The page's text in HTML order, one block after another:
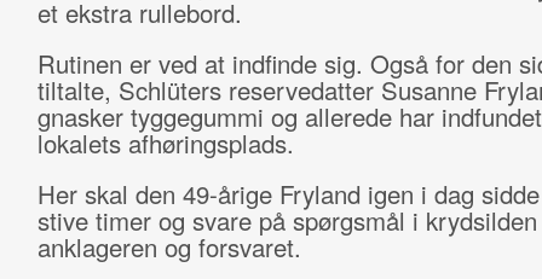
et ekstra rullebord.
Rutinen er ved at indfinde sig. Også for den
tiltalte, Schlüters reservedatter Susanne
gnasker tyggegummi og allerede har
lokalets afhøringsplads.
Her skal den 49-årige Fryland igen i dag
stive timer og svare på spørgsmål i
anklageren og forsvaret.